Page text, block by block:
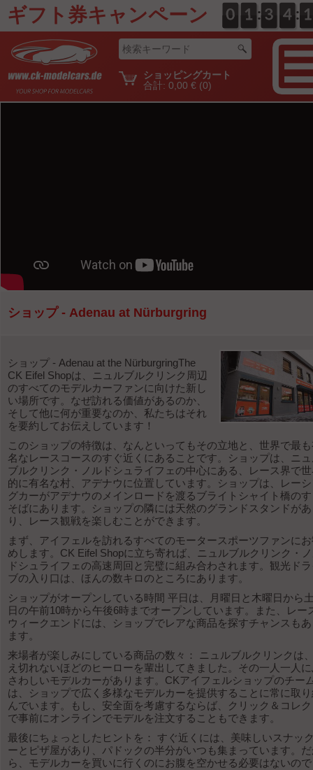
ギフト券キャンペーン 0
0
0 0
1
1 : 0
3
3 0
4
4 : 2
1
1
ショッピングカート
合計: 0,00 € (0)
ショップ - Adenau at Nürburgring
ショップ - Adenau at the NürburgringThe
CK Eifel Shopは、ニュルブルクリンク周辺
のすべてのモデルカーファンに向けた新し
い場所です。なぜ訪れる価値があるのか、
そして他に何が重要なのか、私たちはそれ
を要約してお伝えしています！
このショップの特徴は、なんといってもその立地と、世界で最
名なレースコースのすぐ近くにあることです。ショップは、ニ
ブルクリンク・ノルドシュライフェの中心にある、レース界で
的に有名な村、アデナウに位置しています。ショップは、レー
グカーがアデナウのメインロードを渡るブライトシャイト橋の
そばにあります。ショップの隣には天然のグランドスタンドがあ
り、レース観戦を楽しむことができます。
まず、アイフェルを訪れるすべてのモータースポーツファンに
めします。CK Eifel Shopに立ち寄れば、ニュルブルクリンク・
ドシュライフェの高速周回と完璧に組み合わされます。観光ド
ブの入り口は、ほんの数キロのところにあります。
ショップがオープンしている時間 平日は、月曜日と木曜日から
日の午前10時から午後6時までオープンしています。また、レー
ウィークエンドには、ショップでレアな商品を探すチャンスも
ます。
来場者が楽しみにしている商品の数々： ニュルブルクリンクは
え切れないほどのヒーローを輩出してきました。その一人一人
さわしいモデルカーがあります。CKアイフェルショップのチー
は、ショップで広く多様なモデルカーを提供することに常に取
んでいます。もし、安全面を考慮するならば、クリック＆コレ
で事前にオンラインでモデルを注文することもできます。
最後にちょっとしたヒントを： すぐ近くには、美味しいスナッ
ーとピザ屋があり、パドックの半分がいつも集まっています。
ら、モデルカーを買いに行くのにお腹を空かせる必要はないので